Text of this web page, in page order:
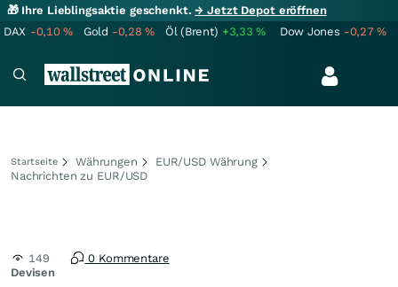
🎁 Ihre Lieblingsaktie geschenkt.→ Jetzt Depot eröffnen
DAX -0,10% Gold -0,28% Öl (Brent) +3,33% Dow Jones -0,27%
Startseite Währungen
EUR/USD Währung
Nachrichten zu EUR/USD
Devisen
149 0 Kommentare